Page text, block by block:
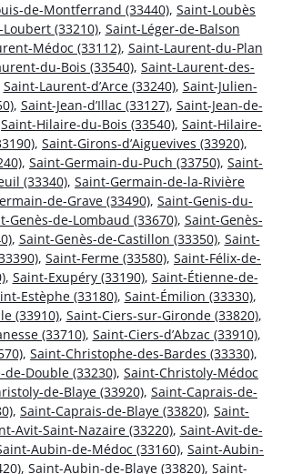
de-Montferrand (33440), Saint-Loubès
(33210), Saint-Léger-de-Balson
Médoc (33112), Saint-Laurent-du-Plan
du-Bois (33540), Saint-Laurent-des-
Saint-Laurent-d’Arce (33240), Saint-Julien-
, Saint-Jean-d’Illac (33127), Saint-Jean-de-
Saint-Hilaire-du-Bois (33540), Saint-Hilaire-
, Saint-Girons-d’Aiguevives (33920),
, Saint-Germain-du-Puch (33750), Saint-
(33340), Saint-Germain-de-la-Rivière
de-Grave (33490), Saint-Genis-du-
Genès-de-Lombaud (33670), Saint-Genès-
, Saint-Genès-de-Castillon (33350), Saint-
, Saint-Ferme (33580), Saint-Félix-de-
, Saint-Exupéry (33190), Saint-Étienne-de-
Estèphe (33180), Saint-Émilion (33330),
(33910), Saint-Ciers-sur-Gironde (33820),
(33710), Saint-Ciers-d’Abzac (33910),
, Saint-Christophe-des-Bardes (33330),
Double (33230), Saint-Christoly-Médoc
de-Blaye (33920), Saint-Caprais-de-
, Saint-Caprais-de-Blaye (33820), Saint-
Avit-Saint-Nazaire (33220), Saint-Avit-de-
Aubin-de-Médoc (33160), Saint-Aubin-
, Saint-Aubin-de-Blaye (33820), Saint-